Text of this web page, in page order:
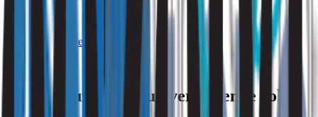
rookoverlast buren
2. Spitsmuizen en hun verrassende rol: